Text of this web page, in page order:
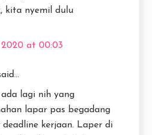
kita nyemil dulu
at 00:03
ada lagi nih yang
lapar pas begadang
deadline kerjaan. Laper di